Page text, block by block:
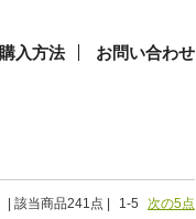
購入方法 お問い合わせ
| 該当商品241点 | 1-5 次の5点